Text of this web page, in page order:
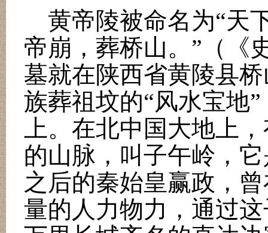
黄帝陵被命名为“天
帝崩，葬桥山。 ” （《
墓就在陕西省黄陵县
族葬祖坟的“风水宝地”
上。在北中国大地上
的山脉，叫子午岭，
之后的秦始皇赢政，
量的人力物力，通过